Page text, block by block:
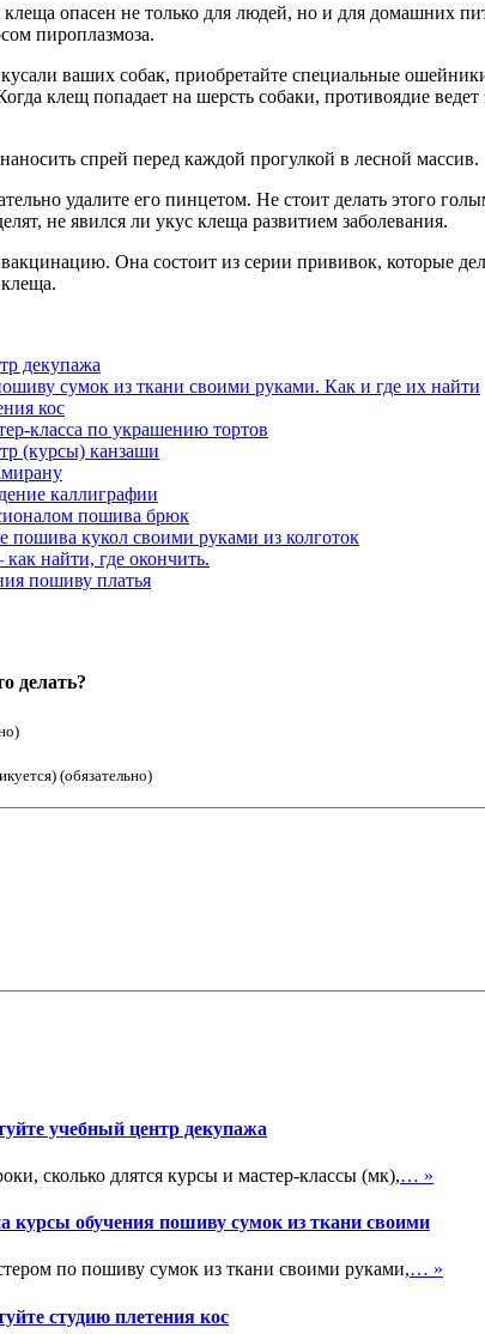
клеща опасен не только для людей, но и для домашних
пироплазмоза.
ваших собак, приобретайте специальные
клещ попадает на шерсть собаки, противоядие
спрей перед каждой прогулкой в лесной массив.
удалите его пинцетом. Не стоит делать этого
не явился ли укус клеща развитием заболевания.
вакцинацию. Она состоит из серии прививок, которые
декупажа
сумок из ткани своими руками. Как и где их найти
кос
класса по украшению тортов
(курсы) канзаши
каллиграфии
пошива брюк
пошива кукол своими руками из колготок
найти, где окончить.
пошиву платья
делать?
(обязательно)
учебный центр декупажа
сколько длятся курсы и мастер-классы (мк),… »
курсы обучения пошиву сумок из ткани своими
по пошиву сумок из ткани своими руками,… »
студию плетения кос